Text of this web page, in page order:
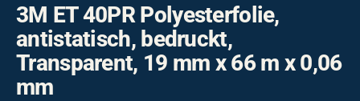
3M ET 40PR Polyesterfolie,
antistatisch, bedruckt,
Transparent, 19 mm x 66 m x 0,06
mm